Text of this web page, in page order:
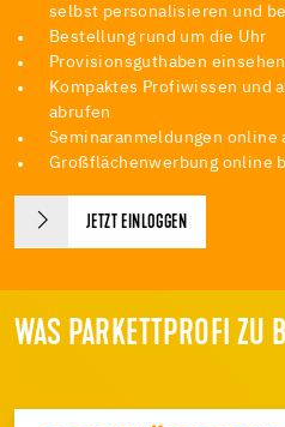
selbst personalisieren und
Bestellung rund um die Uhr
Provisionsguthaben
Kompaktes Profiwissen und
abrufen
Seminaranmeldungen online
Großflächenwerbung online
JETZT EINLOGGEN
WAS PARKETTPROFI ZU